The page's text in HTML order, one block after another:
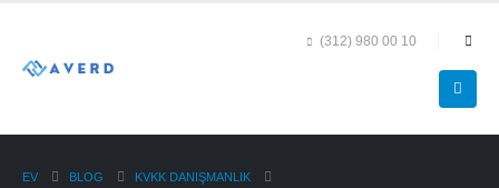
(312) 980 00 10
EV BLOG
KVKK DANIŞMANLIK